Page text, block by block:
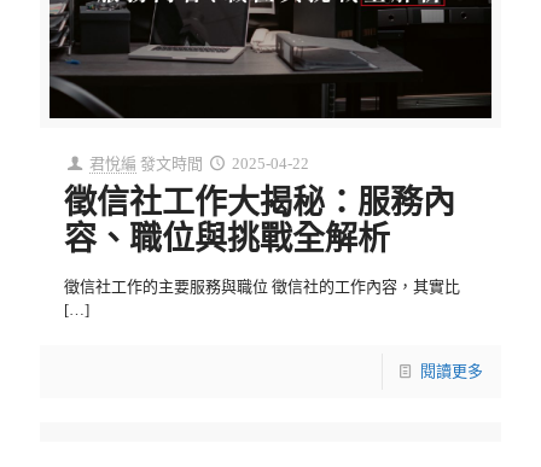
君悅編 發文時間 2025-04-22
徵信社工作大揭秘：服務內
容、職位與挑戰全解析
徵信社工作的主要服務與職位 徵信社的工作內容，其實比
[…]
閱讀更多